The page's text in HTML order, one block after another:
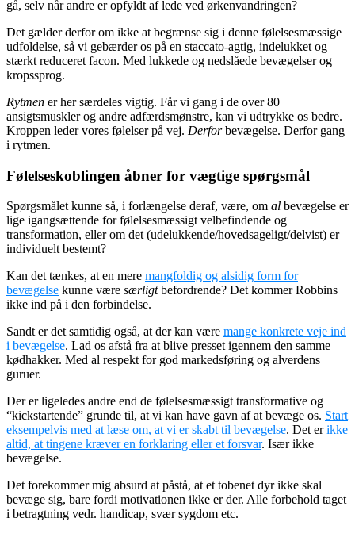
gå, selv når andre er opfyldt af lede ved ørkenvandringen?
Det gælder derfor om ikke at begrænse sig i denne følelsesmæssige
udfoldelse, så vi gebærder os på en staccato-agtig, indelukket og
stærkt reduceret facon. Med lukkede og nedslåede bevægelser og
kropssprog.
Rytmen er her særdeles vigtig. Får vi gang i de over 80
ansigtsmuskler og andre adfærdsmønstre, kan vi udtrykke os bedre.
Kroppen leder vores følelser på vej. Derforbevægelse. Derfor gang
i rytmen.
Følelseskoblingen åbner for vægtige spørgsmål
Spørgsmålet kunne så, i forlængelse deraf, være, om al bevægelse er
lige igangsættende for følelsesmæssigt velbefindende og
transformation, eller om det (udelukkende/hovedsageligt/delvist) er
individuelt bestemt?
Kan det tænkes, at en mere mangfoldig og alsidig form for
bevægelse kunne være særligtbefordrende? Det kommer Robbins
ikke ind på i den forbindelse.
Sandt er det samtidig også, at der kan være mange konkrete veje ind
i bevægelse. Lad os afstå fra at blive presset igennem den samme
kødhakker. Med al respekt for god markedsføring og alverdens
guruer.
Der er ligeledes andre end de følelsesmæssigt transformative og
“kickstartende” grunde til, at vi kan have gavn af at bevæge os. Start
eksempelvis med at læse om, at vi er skabt til bevægelse. Det erikke
altid, at tingene kræver en forklaring eller et forsvar. Især ikke
bevægelse.
Det forekommer mig absurd at påstå, at et tobenet dyr ikke skal
bevæge sig, bare fordi motivationen ikke er der. Alle forbehold taget
i betragtning vedr. handicap, svær sygdom etc.